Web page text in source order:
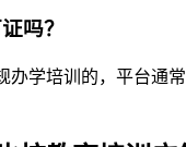
吗？
办学培训的，平台通